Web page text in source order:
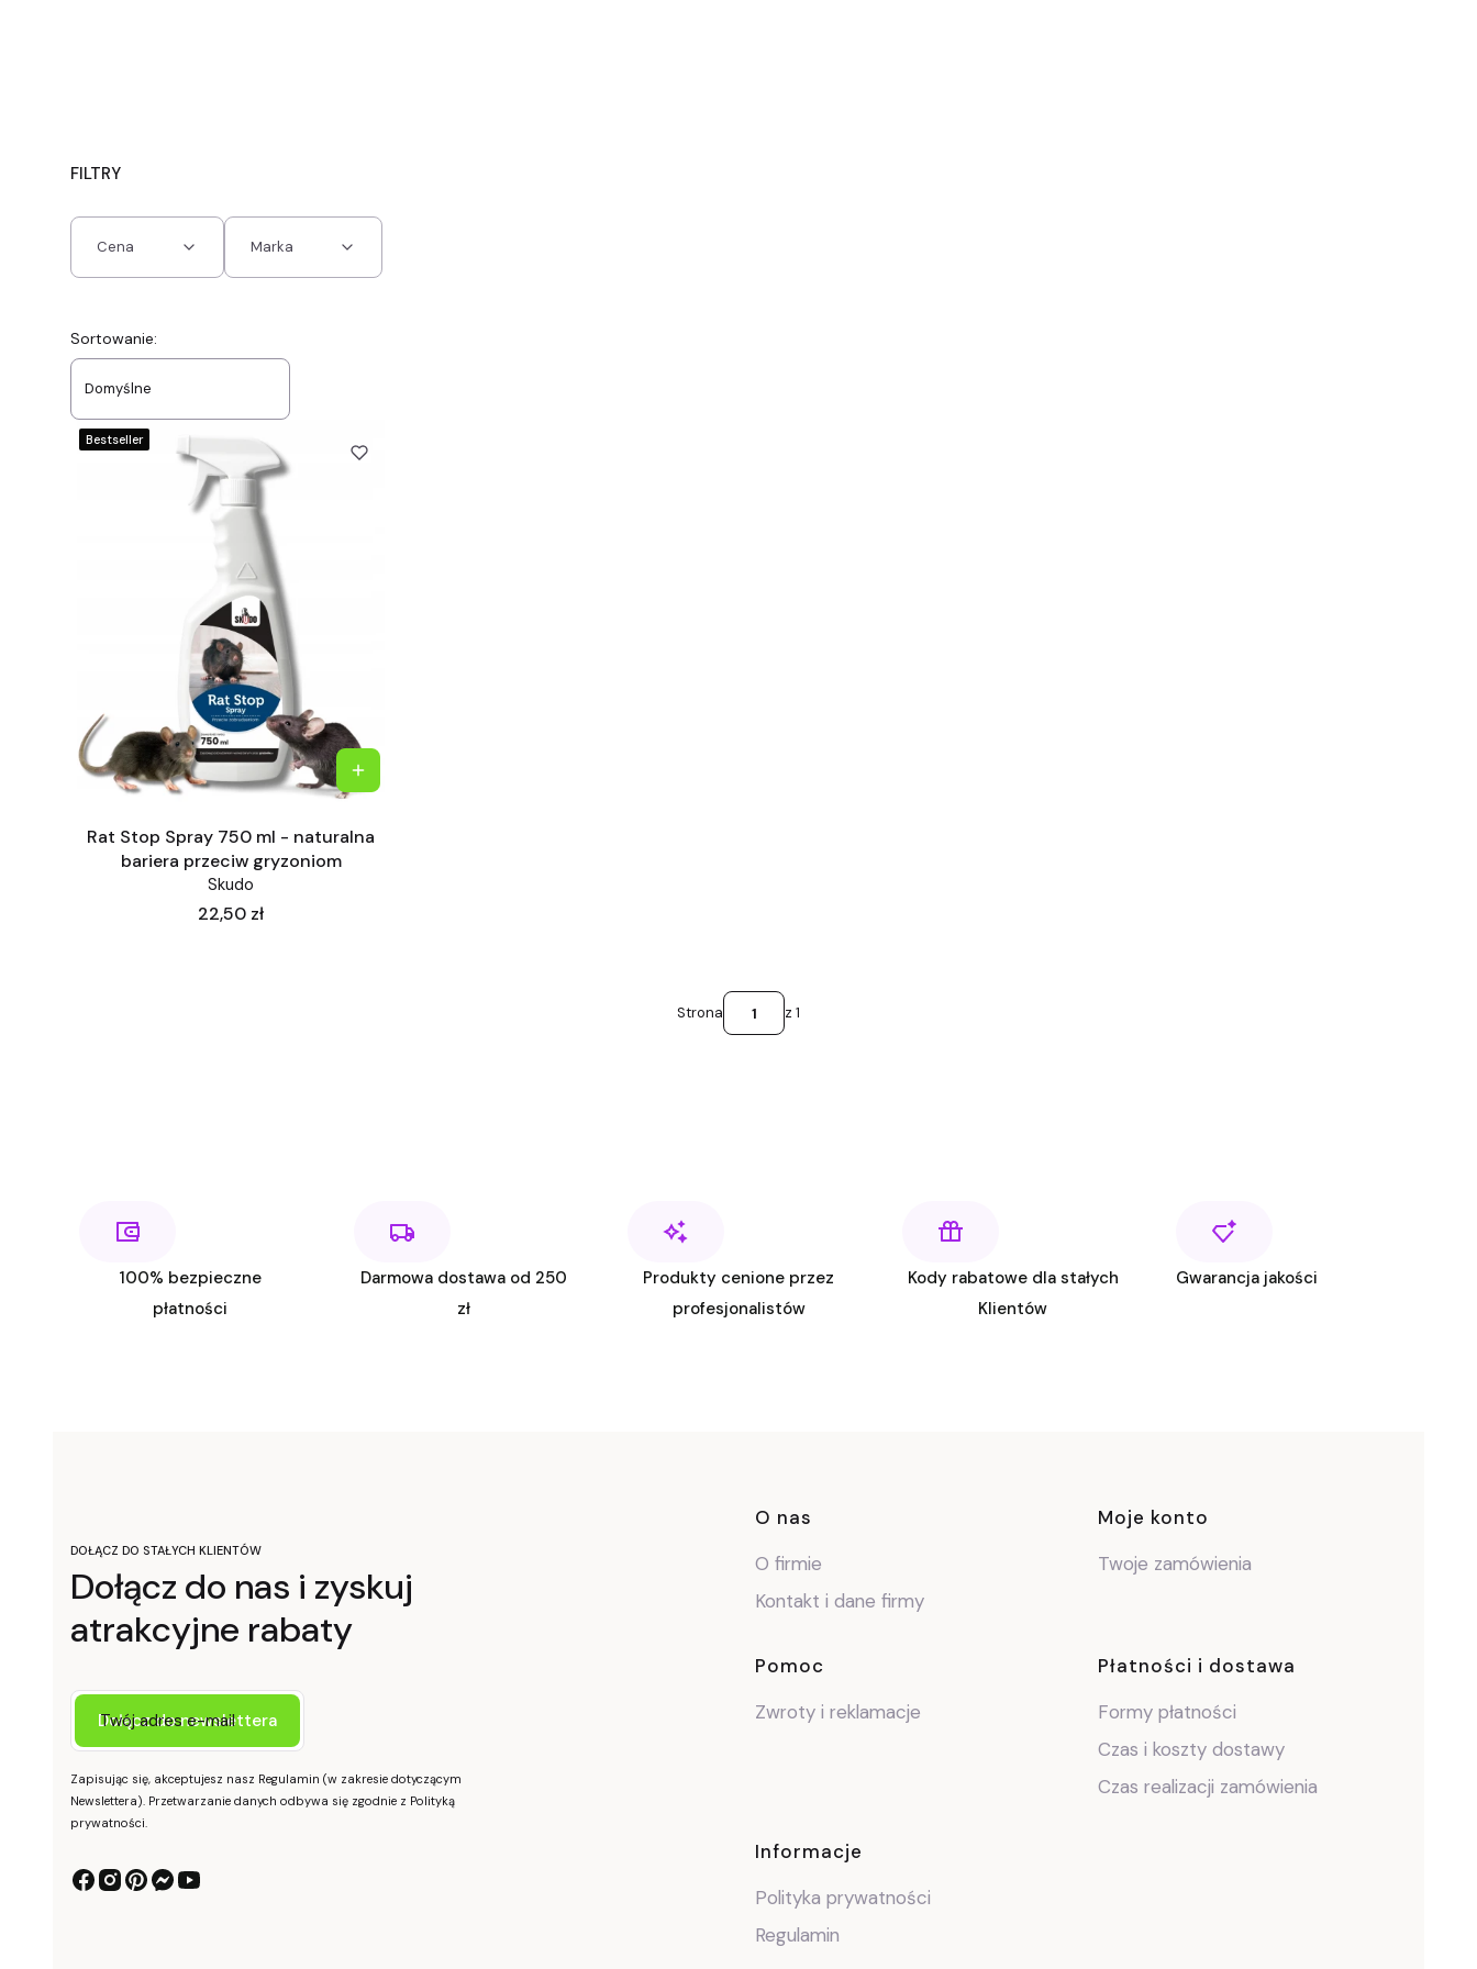
FILTRY
Cena Marka
Lista produktów
Sortowanie:
Domyślne
Bestseller
Rat Stop Spray 750 ml - naturalna
bariera przeciw gryzoniom
Skudo
Cena
22,50 zł
Strona z 1
100% bezpieczne
płatności
Darmowa dostawa od 250
zł
Produkty cenione przez
profesjonalistów
Kody rabatowe dla stałych
Klientów
Gwarancja jakości
DOŁĄCZ DO STAŁYCH KLIENTÓW
Dołącz do nas i zyskuj
atrakcyjne rabaty
Twój adres e-mail
Dołącz do newslettera
Zapisując się, akceptujesz nasz Regulamin (w zakresie dotyczącym
Newslettera). Przetwarzanie danych odbywa się zgodnie z Polityką
prywatności.
Linki w stopce
O nas
O firmie
Kontakt i dane firmy
Moje konto
Twoje zamówienia
Pomoc
Zwroty i reklamacje
Płatności i dostawa
Formy płatności
Czas i koszty dostawy
Czas realizacji zamówienia
Informacje
Polityka prywatności
Regulamin